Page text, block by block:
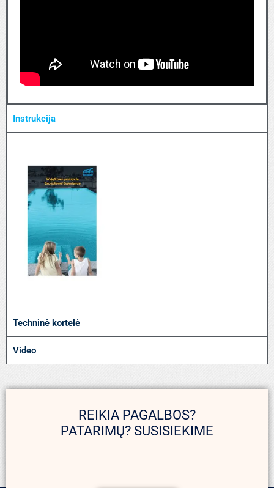
Instrukcija
Techninė kortelė
Video
REIKIA PAGALBOS?
PATARIMŲ? SUSISIEKIME